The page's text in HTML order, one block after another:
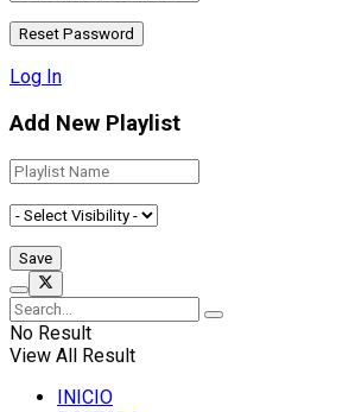
Log In
Add New Playlist
No Result
View All Result
INICIO